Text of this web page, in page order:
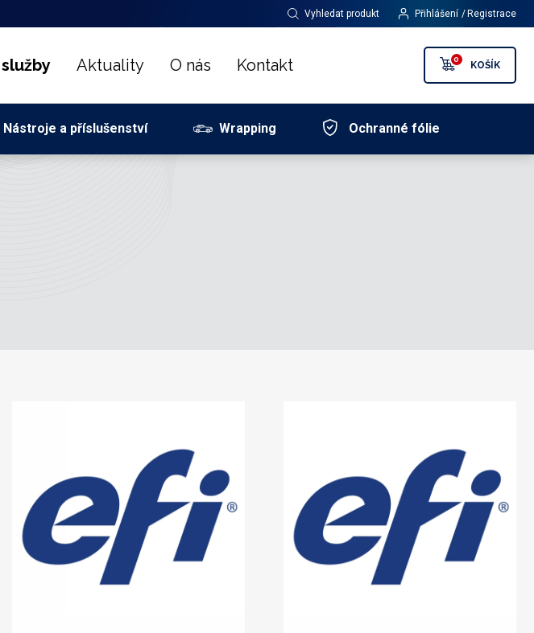
Vyhledat produkt Přihlášení Registrace
Aktuality O nás Kontakt 0 KOŠÍK
Nástroje a příslušenství Wrapping Ochranné fólie